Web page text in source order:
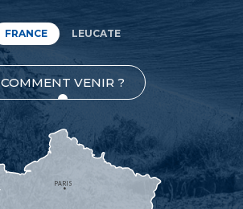
FRANCE LEUCATE
COMMENT VENIR ?
PARIS